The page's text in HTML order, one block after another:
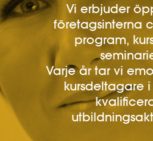
Vi erbjuder
företagsinterna
program,
Varje år tar vi
kursdeltagare